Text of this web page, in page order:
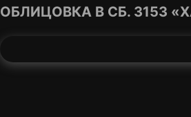
ОБЛИЦОВКА В СБ. 3153